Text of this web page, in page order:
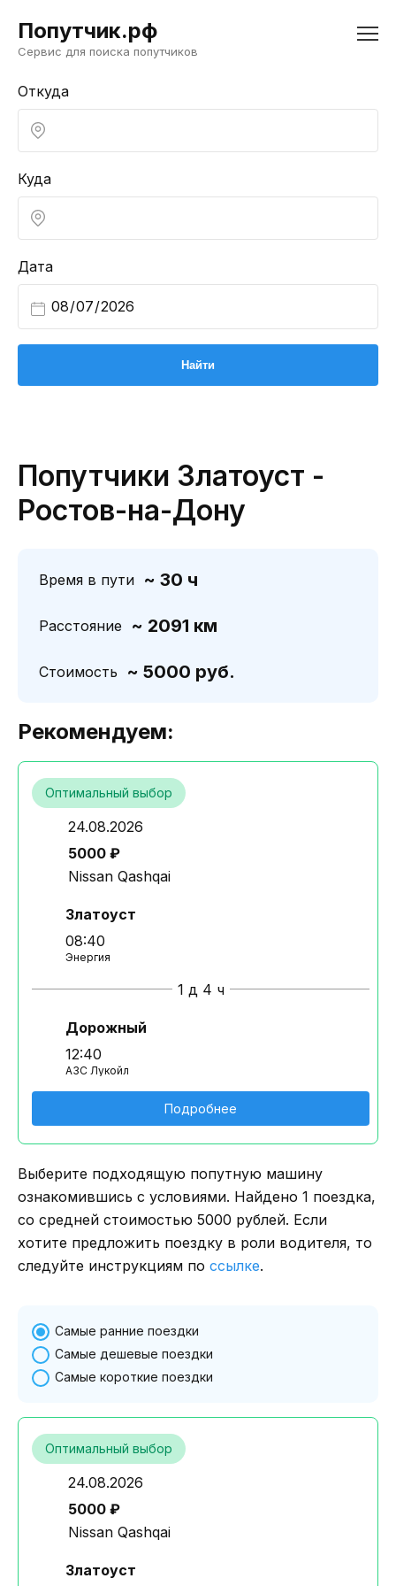
Попутчик.рф
Сервис для поиска попутчиков
Откуда
Куда
Дата
Попутчики Златоуст -
Ростов-на-Дону
Время в пути ~ 30 ч
Расстояние ~ 2091 км
Стоимость ~ 5000 руб.
Рекомендуем:
Оптимальный выбор
24.08.2026
5000 ₽
Nissan Qashqai
Златоуст
08:40
Энергия
1 д 4 ч
Дорожный
12:40
АЗС Лукойл
Подробнее
Выберите подходящую попутную машину
ознакомившись с условиями. Найдено 1 поездка,
со средней стоимостью 5000 рублей. Если
хотите предложить поездку в роли водителя, то
следуйте инструкциям по ссылке.
Самые ранние поездки
Самые дешевые поездки
Самые короткие поездки
Оптимальный выбор
24.08.2026
5000 ₽
Nissan Qashqai
Златоуст